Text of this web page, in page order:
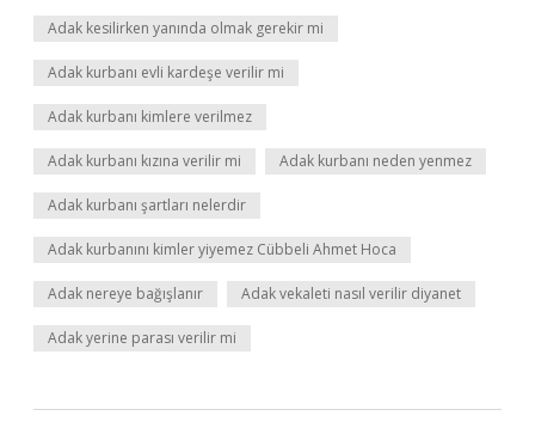
Adak kesilirken yanında olmak gerekir mi
Adak kurbanı evli kardeşe verilir mi
Adak kurbanı kimlere verilmez
Adak kurbanı kızına verilir mi Adak kurbanı neden yenmez
Adak kurbanı şartları nelerdir
Adak kurbanını kimler yiyemez Cübbeli Ahmet Hoca
Adak nereye bağışlanır Adak vekaleti nasıl verilir diyanet
Adak yerine parası verilir mi